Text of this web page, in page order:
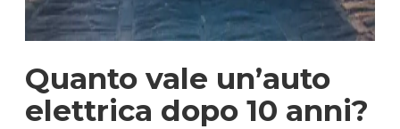
Quanto vale un’auto
elettrica dopo 10 anni?